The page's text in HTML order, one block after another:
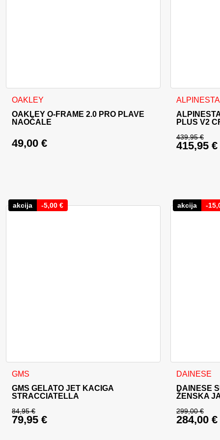
OAKLEY
OAKLEY O-FRAME 2.0 PRO PLAVE
NAOČALE
49,00 €
PLUS V2
439,95€
Izvorna
415,95 €
Ovaj
akcija -5,00 €
GMS
GMS GELATO JET KACIGA
STRACCIATELLA
84,95€
Izvorna cijena bila je: 84,95 €.
79,95 €
Ovaj proizvod ima više varijanti. Opcije se mogu odabrati na
akcija -
DAINESE
DAINESE
ŽENSKA
299,00€
Izvorna
284,00 €
Ovaj